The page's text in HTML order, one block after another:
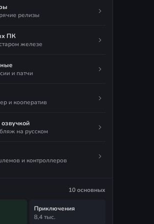
релизы
ПК
железе
и патчи
и кооператив
на русском
и контроллеров
10 основных
Приключения
8,4 тыс.